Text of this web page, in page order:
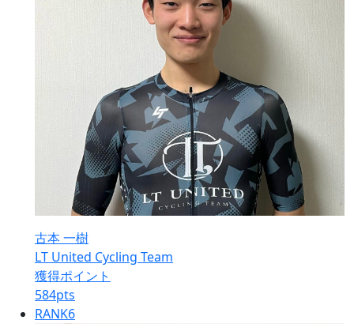
古本 一樹
LT United Cycling Team
獲得ポイント
584pts
RANK6